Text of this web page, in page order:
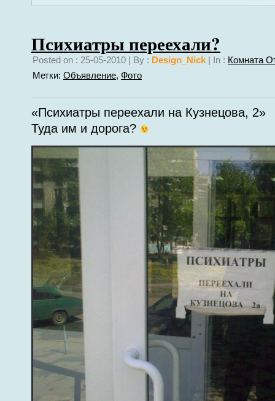
Психиатры переехали?
Posted on : 25-05-2010 | By : Design_Nick | In : Комната
Метки: Объявление, Фото
«Психиатры переехали на Кузнецова, 2»
Туда им и дорога?